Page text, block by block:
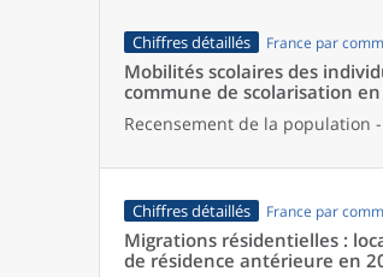
Chiffres détaillés France par
Mobilités scolaires des
commune de scolarisation
Recensement de la population
Chiffres détaillés France par
Migrations résidentielles :
de résidence antérieure en